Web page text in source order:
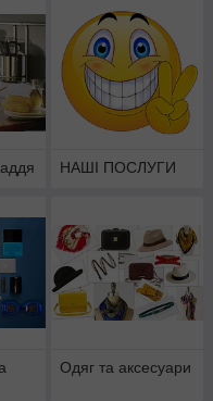
НАШІ ПОСЛУГИ
Одяг та аксесуари